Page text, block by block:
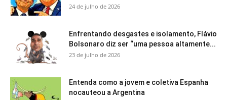
24 de julho de 2026
Enfrentando desgastes e isolamento, Flávio
Bolsonaro diz ser “uma pessoa altamente...
23 de julho de 2026
Entenda como a jovem e coletiva Espanha
nocauteou a Argentina